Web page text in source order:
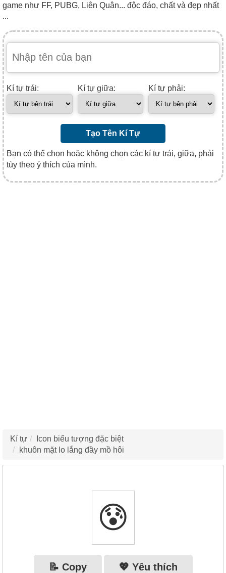
game như FF, PUBG, Liên Quân... độc đáo, chất và đẹp nhất
...
Kí tự trái: Kí tự giữa: Kí tự phải:
Tạo Tên Kí Tự
Bạn có thể chọn hoặc không chọn các kí tự trái, giữa, phải
tùy theo ý thích của mình.
Kí tự
Icon biểu tượng đặc biệt
khuôn mặt lo lắng đầy mồ hôi
😰
📝 Copy 💖 Yêu thích